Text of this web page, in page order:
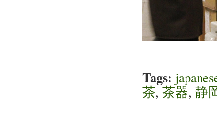
Tags:
茶, 茶器, 静